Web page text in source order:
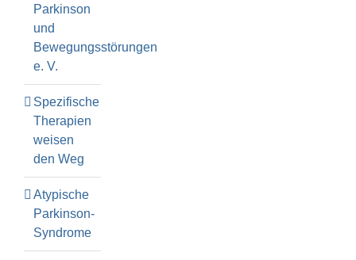
Parkinson
und
Bewegungsstörungen
e. V.
Spezifische
Therapien
weisen
den Weg
Atypische
Parkinson-
Syndrome